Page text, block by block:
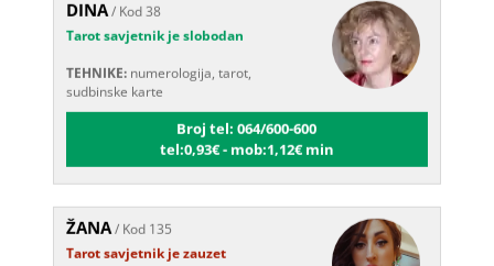
Tarot savjetnik je slobodan
sudbinske karte
Broj tel: 064/600-600
tel:0,93€ - mob:1,12€ min
ŽANA/ Kod 135
Tarot savjetnik je zauzet